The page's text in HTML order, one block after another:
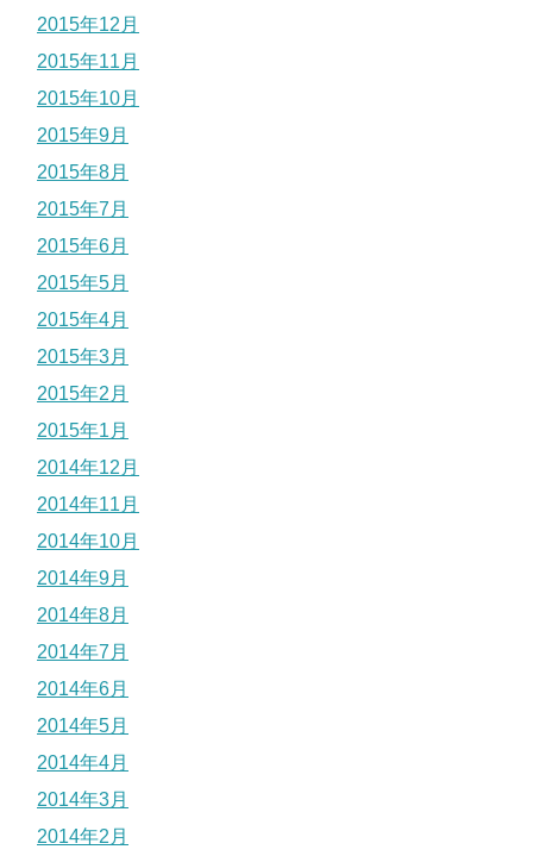
2015年12月
2015年11月
2015年10月
2015年9月
2015年8月
2015年7月
2015年6月
2015年5月
2015年4月
2015年3月
2015年2月
2015年1月
2014年12月
2014年11月
2014年10月
2014年9月
2014年8月
2014年7月
2014年6月
2014年5月
2014年4月
2014年3月
2014年2月